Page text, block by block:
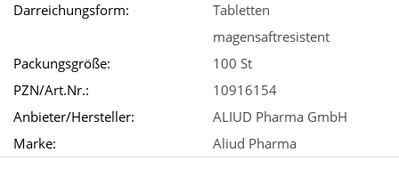
Darreichungsform:
Tabletten
magensaftresistent
Packungsgröße:
100 St
PZN/Art.Nr.:
10916154
Anbieter/Hersteller:
ALIUD Pharma GmbH
Marke:
Aliud Pharma